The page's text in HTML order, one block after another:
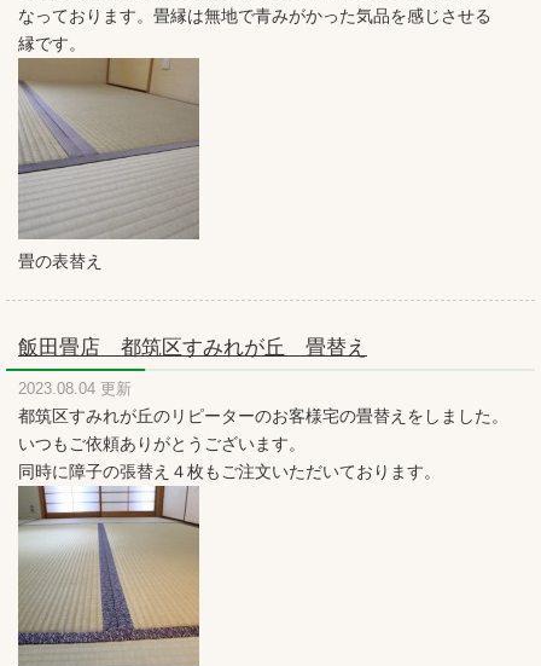
なっております。畳縁は無地で青みがかった気品を感じさせる
縁です。
畳の表替え
飯田畳店 都筑区すみれが丘 畳替え
2023.08.04 更新
都筑区すみれが丘のリピーターのお客様宅の畳替えをしました。
いつもご依頼ありがとうございます。
同時に障子の張替え４枚もご注文いただいております。